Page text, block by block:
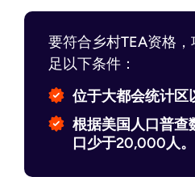
要符合乡村TEA资格
足以下条件：
位于大都会统计区
根据美国人口普查
口少于20,000人。